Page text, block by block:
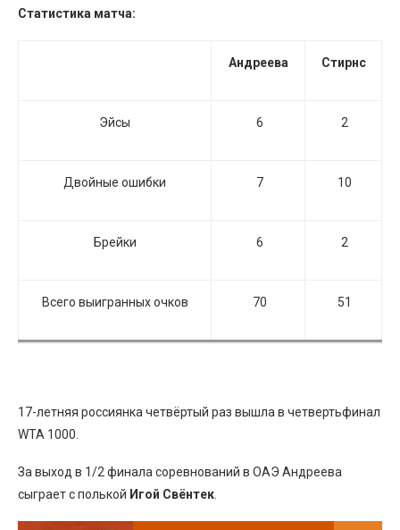
Статистика матча:
Андреева Стирнс
Эйсы 6 2
Двойные ошибки 7 10
Брейки 6 2
Всего выигранных очков 70 51
17-летняя россиянка четвёртый раз вышла в четвертьфинал
WTA 1000.
За выход в 1/2 финала соревнований в ОАЭ Андреева
сыграет с полькой Игой Свёнтек